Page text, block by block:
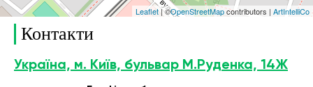
Leaflet| ©OpenStreetMapcontributors | ArtIntelliCo
Контакти
Україна, м. Київ, бульвар М.Руденка, 14Ж